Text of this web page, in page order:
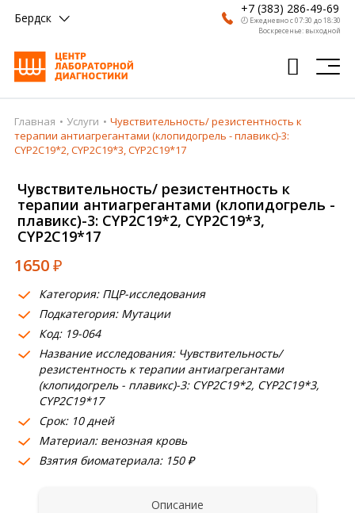
Бердск
+7 (383) 286-49-69
🕗 Ежедневно с 07:30 до 18:30
Воскресенье: выходной
Главная
Анализы
Врачи
Получить результат
Пациентам
О компании
Где сдать
Партнерам
Главная Услуги
Чувствительность/ резистентность к
терапии антиагрегантами (клопидогрель - плавикс)-3:
CYP2C19*2, CYP2C19*3, CYP2C19*17
Чувствительность/ резистентность к
терапии антиагрегантами (клопидогрель -
плавикс)-3: CYP2C19*2, CYP2C19*3,
CYP2C19*17
1650₽
Категория: ПЦР-исследования
Подкатегория: Мутации
Код: 19-064
Название исследования: Чувствительность/
резистентность к терапии антиагрегантами
(клопидогрель - плавикс)-3: CYP2C19*2, CYP2C19*3,
CYP2C19*17
Срок: 10 дней
Материал: венозная кровь
Взятия биоматериала: 150 ₽
Описание